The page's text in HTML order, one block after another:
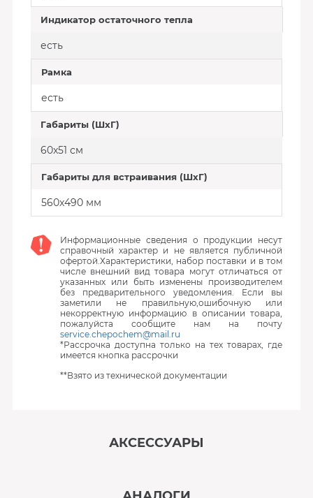
Индикатор остаточного тепла
есть
Рамка
есть
Габариты (ШхГ)
60x51 см
Габариты для встраивания (ШхГ)
560x490 мм
Информационные сведения о продукции несут
справочный характер и не является публичной
офертой.Характеристики, набор поставки и в том
числе внешний вид товара могут отличаться от
указанных или быть изменены производителем
без предварительного уведомления. Если вы
заметили не правильную,ошибочную или
некорректную информацию в описании товара,
пожалуйста сообщите нам на почту
service.chepochem@mail.ru
*Рассрочка доступна только на тех товарах, где
имеется кнопка рассрочки
**Взято из технической документации
АКСЕССУАРЫ